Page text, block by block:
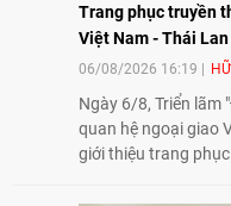
Trang phục truyền
Việt Nam - Thái Lan
06/08/2026 16:19
Ngày 6/8, Triển lãm
quan hệ ngoại giao
giới thiệu trang